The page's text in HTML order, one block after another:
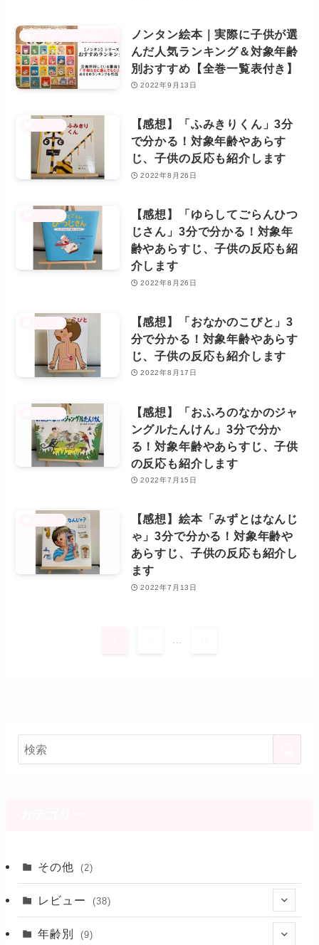
ノンタン絵本｜実際に子供が選
んだ人気ランキング＆対象年齢
別おすすめ【全巻一覧表付き】
2022年9月13日
【感想】「ふみきりくん」3分
で分かる！対象年齢やあらす
じ、子供の反応も紹介します
2022年8月26日
【感想】「ゆらしてごらんひつ
じさん」3分で分かる！対象年
齢やあらすじ、子供の反応も紹
介します
2022年8月26日
【感想】「おなかのこびと」3
分で分かる！対象年齢やあらす
じ、子供の反応も紹介します
2022年8月17日
【感想】「おふろのなかのジャ
ングルたんけん」3分で分か
る！対象年齢やあらすじ、子供
の反応も紹介します
2022年7月15日
【感想】絵本「みずとはなんじ
ゃ」3分で分かる！対象年齢や
あらすじ、子供の反応も紹介し
ます
2022年7月13日
その他 (2)
レビュー (38)
年齢別 (9)